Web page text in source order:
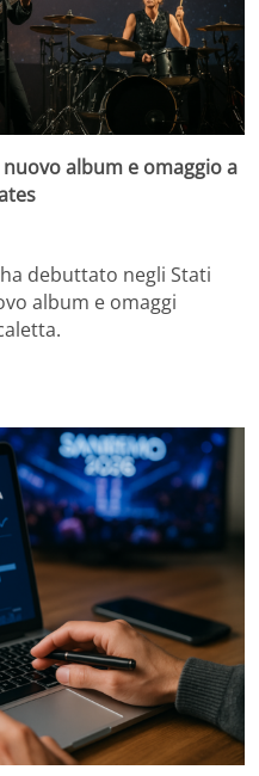
nuovo album e omaggio a
debuttato negli Stati
album e omaggi